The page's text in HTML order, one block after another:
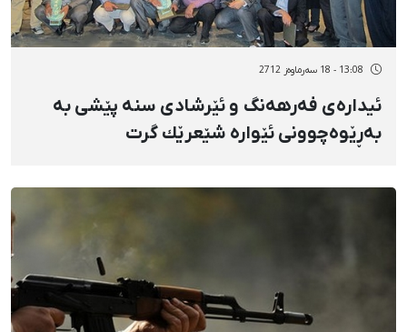
13:08 - 18 سەرماوەز 2712
ئیدارەی فەرهەنگ و ئێرشادی سنە پێشی بە
بەڕێوەچوونی ئێوارە شێعرێك گرت